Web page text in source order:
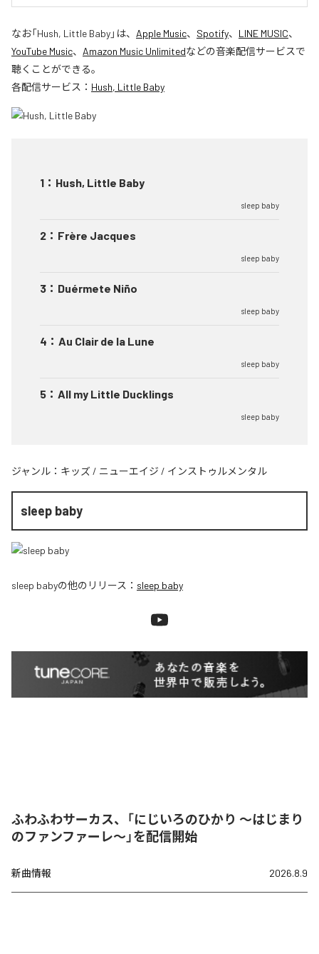
なお「Hush, Little Baby」は、 Apple Music、 Spotify、 LINE MUSIC、
YouTube Music、 Amazon Music Unlimitedなどの音楽配信サービスで
聴くことができる。
各配信サービス： Hush, Little Baby
1 ： Hush, Little Baby
sleep baby
2 ： Frère Jacques
sleep baby
3 ： Duérmete Niño
sleep baby
4 ： Au Clair de la Lune
sleep baby
5 ： All my Little Ducklings
sleep baby
ジャンル： キッズ / ニューエイジ / インストゥルメンタル
sleep baby
sleep babyの他のリリース： sleep baby
ふわふわサーカス、「にじいろのひかり ～はじまり
のファンファーレ～」を配信開始
新曲情報 2026.8.9